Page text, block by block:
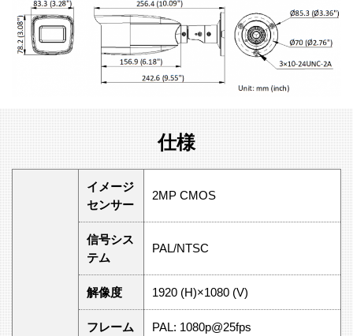
仕様
イメージ
センサー
2MP CMOS
信号シス
テム
PAL/NTSC
解像度 1920 (H)×1080 (V)
フレーム
PAL: 1080p@25fps